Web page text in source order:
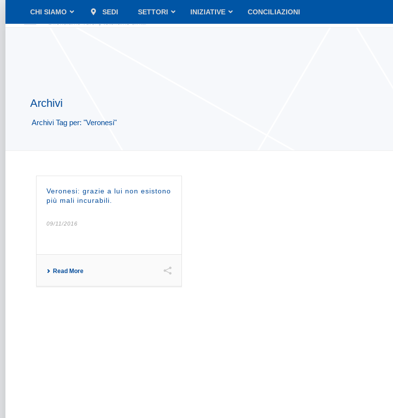
CHI SIAMO SEDI SETTORI INIZIATIVE CONCILIAZIONI
Archivi
Archivi Tag per: "Veronesi"
Veronesi: grazie a lui non esistono
più mali incurabili.
09/11/2016
Read More